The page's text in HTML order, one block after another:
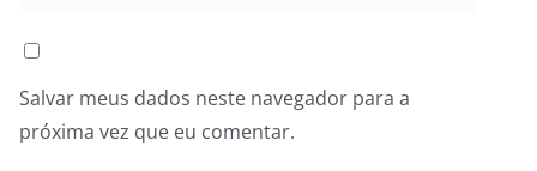
Salvar meus dados neste navegador para a
próxima vez que eu comentar.